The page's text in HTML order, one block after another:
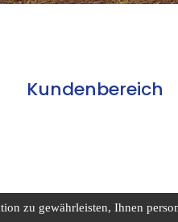
Kundenbereich
zu gewährleisten, Ihnen